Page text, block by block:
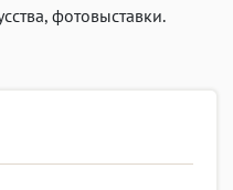
фотовыставки.